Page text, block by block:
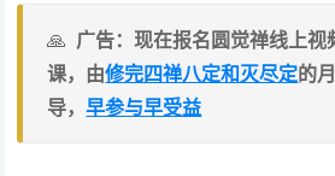
广告：现在报名圆觉禅线上视
课，由修完四禅八定和灭尽定的
导，早参与早受益